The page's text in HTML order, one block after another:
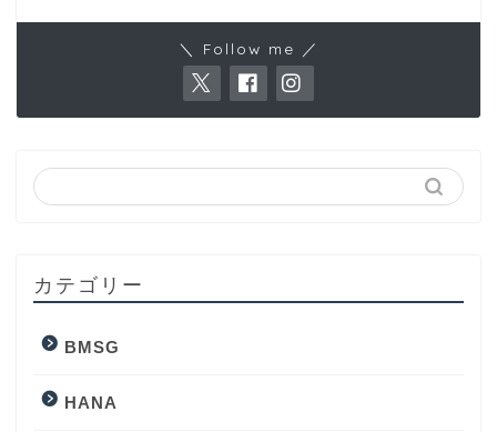
＼ Follow me ／
カテゴリー
BMSG
HANA